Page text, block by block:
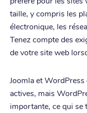
taille, y compris les
électronique, les
Tenez compte des
de votre site web
Joomla et
actives, mais
importante, ce qui se